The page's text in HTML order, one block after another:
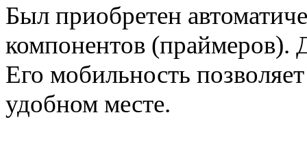
Был приобретен
компонентов (праймеров).
Его мобильность
удобном месте.